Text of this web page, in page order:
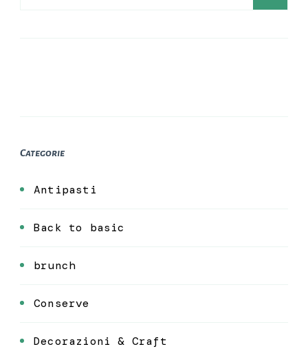
Categorie
Antipasti
Back to basic
brunch
Conserve
Decorazioni & Craft